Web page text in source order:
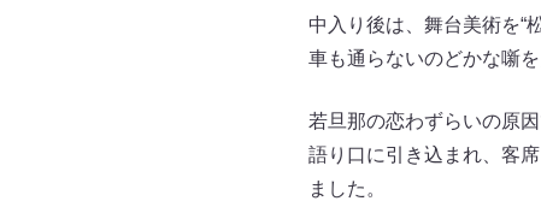
中入り後は、舞台美術を“
車も通らないのどかな噺
若旦那の恋わずらいの原
語り口に引き込まれ、客
ました。